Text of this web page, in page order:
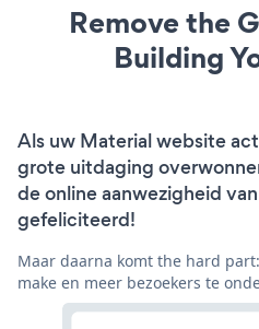
Remove the
Building
Als uw Material website
grote uitdaging
de online aanwezigheid
gefeliciteerd!
Maar daarna komt the hard
make en meer bezoekers te